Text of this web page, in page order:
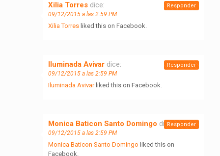
Xilia Torres dice:
09/12/2015 a las 2:59 PM
Xilia Torres liked this on Facebook.
Responder
Iluminada Avivar dice:
09/12/2015 a las 2:59 PM
Iluminada Avivarliked this on Facebook.
Responder
Monica Baticon Santo Domingo dice:
09/12/2015 a las 2:59 PM
Monica Baticon Santo Domingo liked this on
Facebook.
Responder